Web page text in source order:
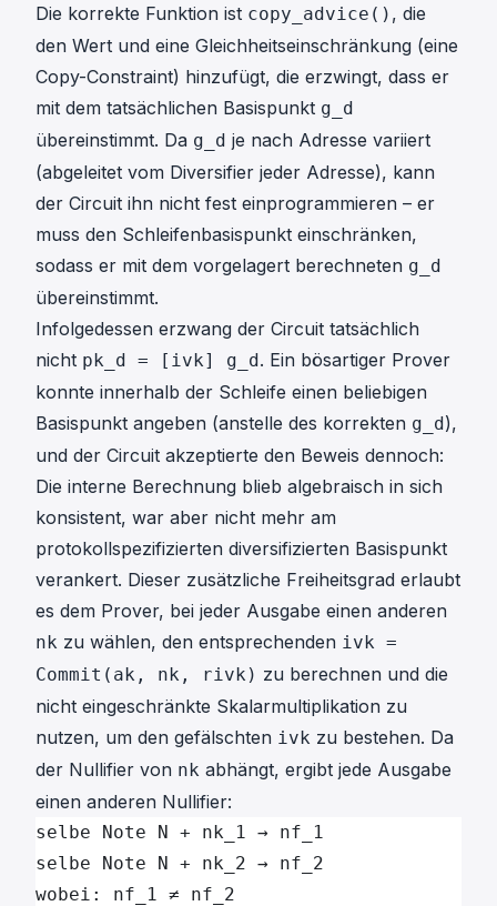
Die korrekte Funktion ist copy_advice() , die
den Wert und eine Gleichheitseinschränkung (eine
Copy-Constraint) hinzufügt, die erzwingt, dass er
mit dem tatsächlichen Basispunkt g_d
übereinstimmt. Da g_d je nach Adresse variiert
(abgeleitet vom Diversifier jeder Adresse), kann
der Circuit ihn nicht fest einprogrammieren – er
muss den Schleifenbasispunkt einschränken,
sodass er mit dem vorgelagert berechneten g_d
übereinstimmt.
Infolgedessen erzwang der Circuit tatsächlich
nicht pk_d = [ivk] g_d. Ein bösartiger Prover
konnte innerhalb der Schleife einen beliebigen
Basispunkt angeben (anstelle des korrekten g_d),
und der Circuit akzeptierte den Beweis dennoch:
Die interne Berechnung blieb algebraisch in sich
konsistent, war aber nicht mehr am
protokollspezifizierten diversifizierten Basispunkt
verankert. Dieser zusätzliche Freiheitsgrad erlaubt
es dem Prover, bei jeder Ausgabe einen anderen
nk zu wählen, den entsprechenden ivk =
Commit(ak, nk, rivk) zu berechnen und die
nicht eingeschränkte Skalarmultiplikation zu
nutzen, um den gefälschten ivk zu bestehen. Da
der Nullifier von nk abhängt, ergibt jede Ausgabe
einen anderen Nullifier:
selbe Note N + nk_1 → nf_1
selbe Note N + nk_2 → nf_2
wobei: nf_1 ≠ nf_2